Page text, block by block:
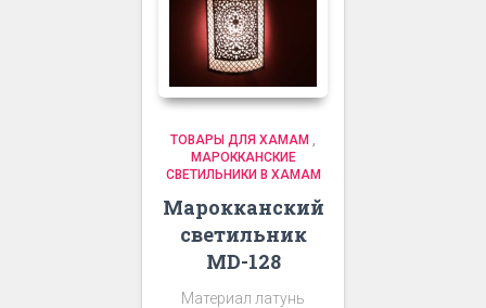
ТОВАРЫ ДЛЯ ХАМАМ ,
МАРОККАНСКИЕ
СВЕТИЛЬНИКИ В ХАМАМ
Марокканский
светильник
MD-128
Материал латунь